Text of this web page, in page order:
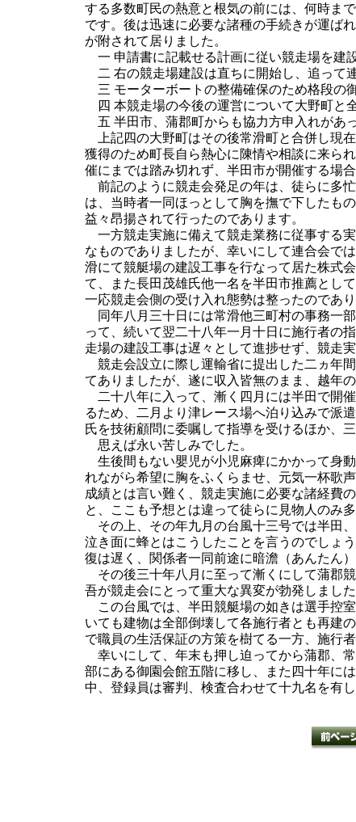
する多数町民の熱意と根気の前には、何時ま
です。後は迅速に必要な諸種の手続きが運ば
が附されて居りました。
一 申請書に記載せる計画に従い競走場を建
二 右の競走場建設は直ちに開始し、追って
三 モーターボートの整備確保のため格段の
四 本競走場の今後の運営について大野町と
五 半田市、蒲郡町からも協力方申入れがあ
上記四の大野町はその後常滑町と合併し現
獲得のため町長自ら熱心に陳情や相談に来ら
催にまでは踏み切れず、半田市が開催する場
前記のように競走会発足の年は、徒らに多
は、当時者一同ほっとして胸を撫で下したも
益々昂揚されて行ったのであります。
一方競走実施に備えて競走業務に従事する
なものでありましたが、幸いにして連合会で
滑にて競艇場の建設工事を行なって居た株式
て、また長田茂雄氏他一名を半田市推薦とし
一応競走会側の受け入れ態勢は整ったのであり
同年八月三十日には常滑他三町村の事務一
って、続いて翌二十八年一月十日に施行者の
走場の建設工事は遅々として進捗せず、競走
競走会設立に際し運輸省に提出した二ヵ年
てありましたが、遂に収入皆無のまま、越年
二十八年に入って、漸く四月には半田で開
るため、二月より津レース場へ泊り込みで派
氏を技術顧問に委嘱して指導を受けるほか、
思えば永い苦しみでした。
生後間もない嬰児が小児麻痺にかかって身
れながら希望に胸をふくらませ、元気一杯歌
成績とは言い難く、競走実施に必要な諸経費
と、ここも予想とは違って徒らに見物人のみ
その上、その年九月の台風十三号では半田
泣き面に蜂とはこうしたことを言うのでしょ
復は遅く、関係者一同前途に暗澹（あんたん
その後三十年八月に至って漸くにして蒲郡
吾が競走会にとって重大な異変が勃発しまし
この台風では、半田競艇場の如きは選手控
いても建物は全部倒壊して各施行者とも再建
で職員の生活保証の方策を樹てる一方、施行
幸いにして、年末も押し迫ってから蒲郡、
部にある御園会館五階に移し、また四十年に
中、登録員は審判、検査合わせて十九名を有